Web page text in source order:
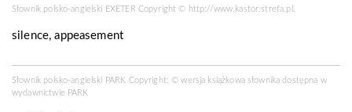
Słownik polsko-angielski EXETER Copyright © http://www.kastor.strefa.pl
silence, appeasement
Słownik polsko-angielski PARK Copyright: © wersja książkowa słownika dostępna w
wydawnictwie PARK